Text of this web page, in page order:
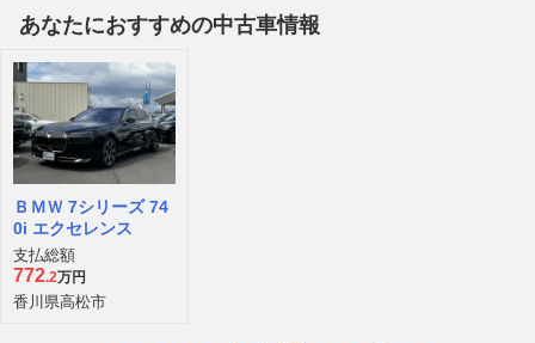
あなたにおすすめの中古車情報
ＢＭＷ 7シリーズ 74
0i エクセレンス
支払総額
772.2万円
香川県高松市